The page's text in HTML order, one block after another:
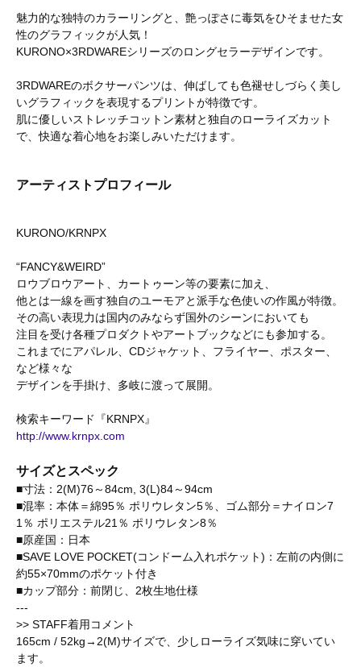
魅力的な独特のカラーリングと、艶っぽさに毒気をひそませた女
性のグラフィックが人気！
KURONO×3RDWAREシリーズのロングセラーデザインです。
3RDWAREのボクサーパンツは、伸ばしても色褪せしづらく美し
いグラフィックを表現するプリントが特徴です。
肌に優しいストレッチコットン素材と独自のローライズカット
で、快適な着心地をお楽しみいただけます。
アーティストプロフィール
KURONO/KRNPX
“FANCY&WEIRD”
ロウブロウアート、カートゥーン等の要素に加え、
他とは一線を画す独自のユーモアと派手な色使いの作風が特徴。
その高い表現力は国内のみならず国外のシーンにおいても
注目を受け各種プロダクトやアートブックなどにも参加する。
これまでにアパレル、CDジャケット、フライヤー、ポスター、
など様々な
デザインを手掛け、多岐に渡って展開。
検索キーワード『KRNPX』
http://www.krnpx.com
サイズとスペック
■寸法：2(M)76～84cm, 3(L)84～94cm
■混率：本体＝綿95％ ポリウレタン5％、ゴム部分＝ナイロン7
1％ ポリエステル21％ ポリウレタン8％
■原産国：日本
■SAVE LOVE POCKET(コンドーム入れポケット)：左前の内側に
約55×70mmのポケット付き
■カップ部分：前閉じ、2枚生地仕様
---
>> STAFF着用コメント
165cm / 52kg→2(M)サイズで、少しローライズ気味に穿いてい
ます。